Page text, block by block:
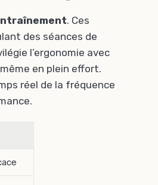
. Ces
des séances de
l’ergonomie avec
en plein effort.
réel de la fréquence